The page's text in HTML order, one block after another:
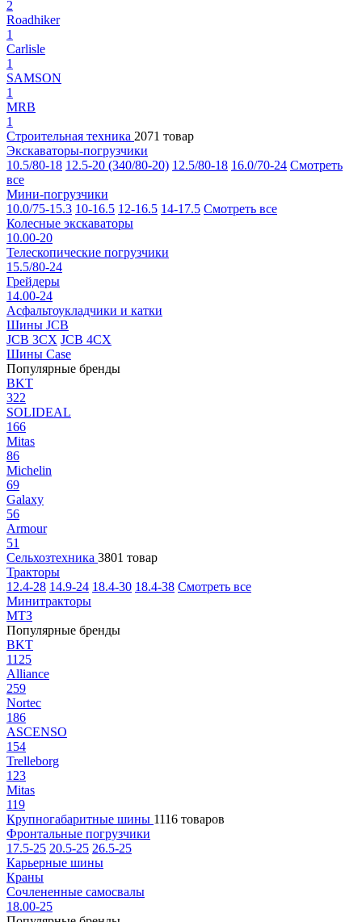
2
Roadhiker
1
Carlisle
1
SAMSON
1
MRB
1
Строительная техника 2071 товар
Экскаваторы-погрузчики
10.5/80-18 12.5-20 (340/80-20) 12.5/80-18 16.0/70-24 Смотреть
все
Мини-погрузчики
10.0/75-15.3 10-16.5 12-16.5 14-17.5 Смотреть все
Колесные экскаваторы
10.00-20
Телескопические погрузчики
15.5/80-24
Грейдеры
14.00-24
Асфальтоукладчики и катки
Шины JCB
JCB 3CX JCB 4CX
Шины Case
Популярные бренды
BKT
322
SOLIDEAL
166
Mitas
86
Michelin
69
Galaxy
56
Armour
51
Сельхозтехника 3801 товар
Тракторы
12.4-28 14.9-24 18.4-30 18.4-38 Смотреть все
Минитракторы
МТЗ
Популярные бренды
BKT
1125
Alliance
259
Nortec
186
ASCENSO
154
Trelleborg
123
Mitas
119
Крупногабаритные шины 1116 товаров
Фронтальные погрузчики
17.5-25 20.5-25 26.5-25
Карьерные шины
Краны
Сочлененные самосвалы
18.00-25